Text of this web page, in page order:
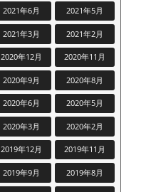
2021年6月 2021年5月
2021年3月 2021年2月
2020年12月 2020年11月
2020年9月 2020年8月
2020年6月 2020年5月
2020年3月 2020年2月
2019年12月 2019年11月
2019年9月 2019年8月